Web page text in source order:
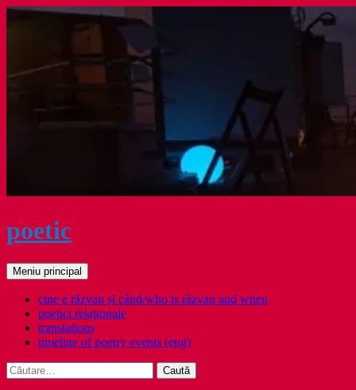
Sari
poetic
Caută
Meniu principal
cine e răzvan și când/who is răzvan and when
poetici relaţionale
translations
timeline of poetry events (eng)
Caută
după: